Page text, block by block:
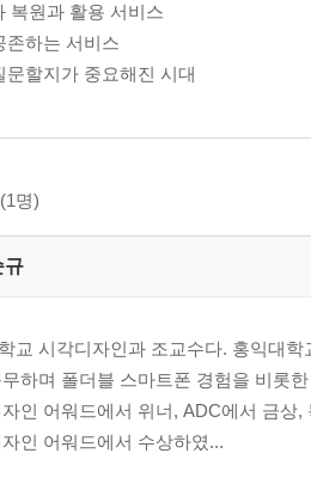
복원과 활용 서비스
존하는 서비스
문할지가 중요해진 시대
(1명)
규
교 시각디자인과 조교수다. 홍익대
하며 폴더블 스마트폰 경험을 비롯
자인 어워드에서 위너, ADC에서 금상
인 어워드에서 수상하였...